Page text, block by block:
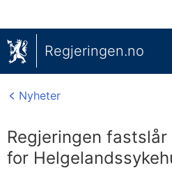
Regjeringen.no
Nyheter
Regjeringen
for